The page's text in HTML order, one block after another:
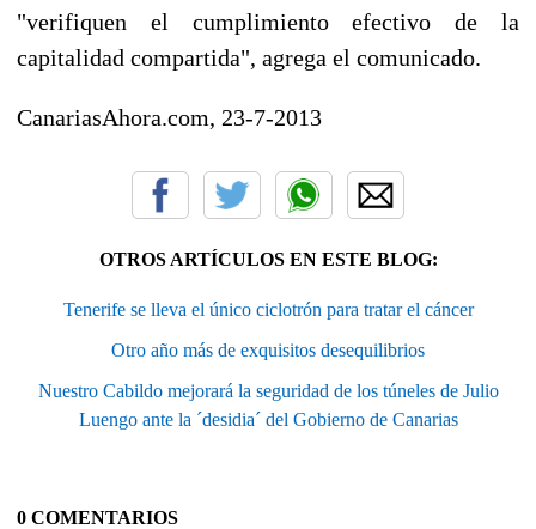
"verifiquen el cumplimiento efectivo de la
capitalidad compartida", agrega el comunicado.
CanariasAhora.com, 23-7-2013
OTROS ARTÍCULOS EN ESTE BLOG:
Tenerife se lleva el único ciclotrón para tratar el cáncer
Otro año más de exquisitos desequilibrios
Nuestro Cabildo mejorará la seguridad de los túneles de Julio
Luengo ante la ´desidia´ del Gobierno de Canarias
0 COMENTARIOS